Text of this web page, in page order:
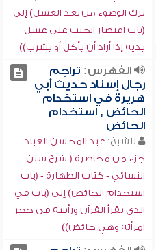
ترك الوضوء من بعد الغسل) إلى
(باب اقتصار الجنب على غسل
يديه إذا أراد أن يأكل أو يشرب))
الفهرس: تراجم
رجال إسناد حديث أبي
هريرة في استخدام
الحائض , استخدام
الحائض
للشيخ: عبد المحسن العباد
جزء من محاضرة ( شرح سنن
النسائي - كتاب الطهارة - (باب
استخدام الحائض) إلى (باب في
الذي يقرأ القرآن ورأسه في حجر
امرأته وهي حائض))